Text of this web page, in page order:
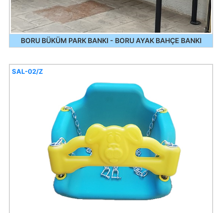
BORU BÜKÜM PARK BANKI - BORU AYAK BAHÇE BANKI
SAL-02/Z